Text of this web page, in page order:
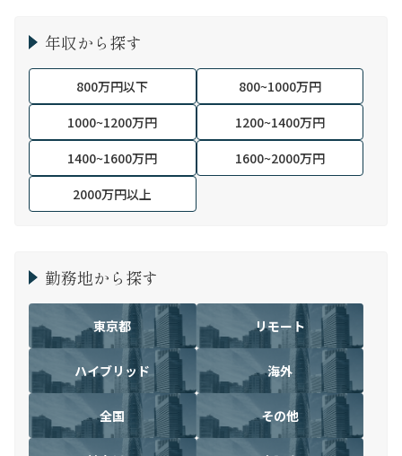
年収から探す
800万円以下
800~1000万円
1000~1200万円
1200~1400万円
1400~1600万円
1600~2000万円
2000万円以上
勤務地から探す
東京都 リモート
ハイブリッド 海外
全国 その他